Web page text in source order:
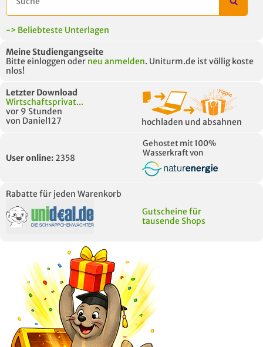
-> Beliebteste Unterlagen
Meine Studiengangseite
Bitte einloggen oder neu anmelden. Uniturm.de ist völlig koste
nlos!
Letzter Download
Wirtschaftsprivat...
vor 9 Stunden
von Daniel127
hochladen und absahnen
User online: 2358
Gehostet mit 100%
Wasserkraft von
Rabatte für jeden Warenkorb
Gutscheine für
tausende Shops